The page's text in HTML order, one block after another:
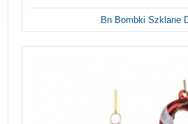
Bn Bombki Szklane